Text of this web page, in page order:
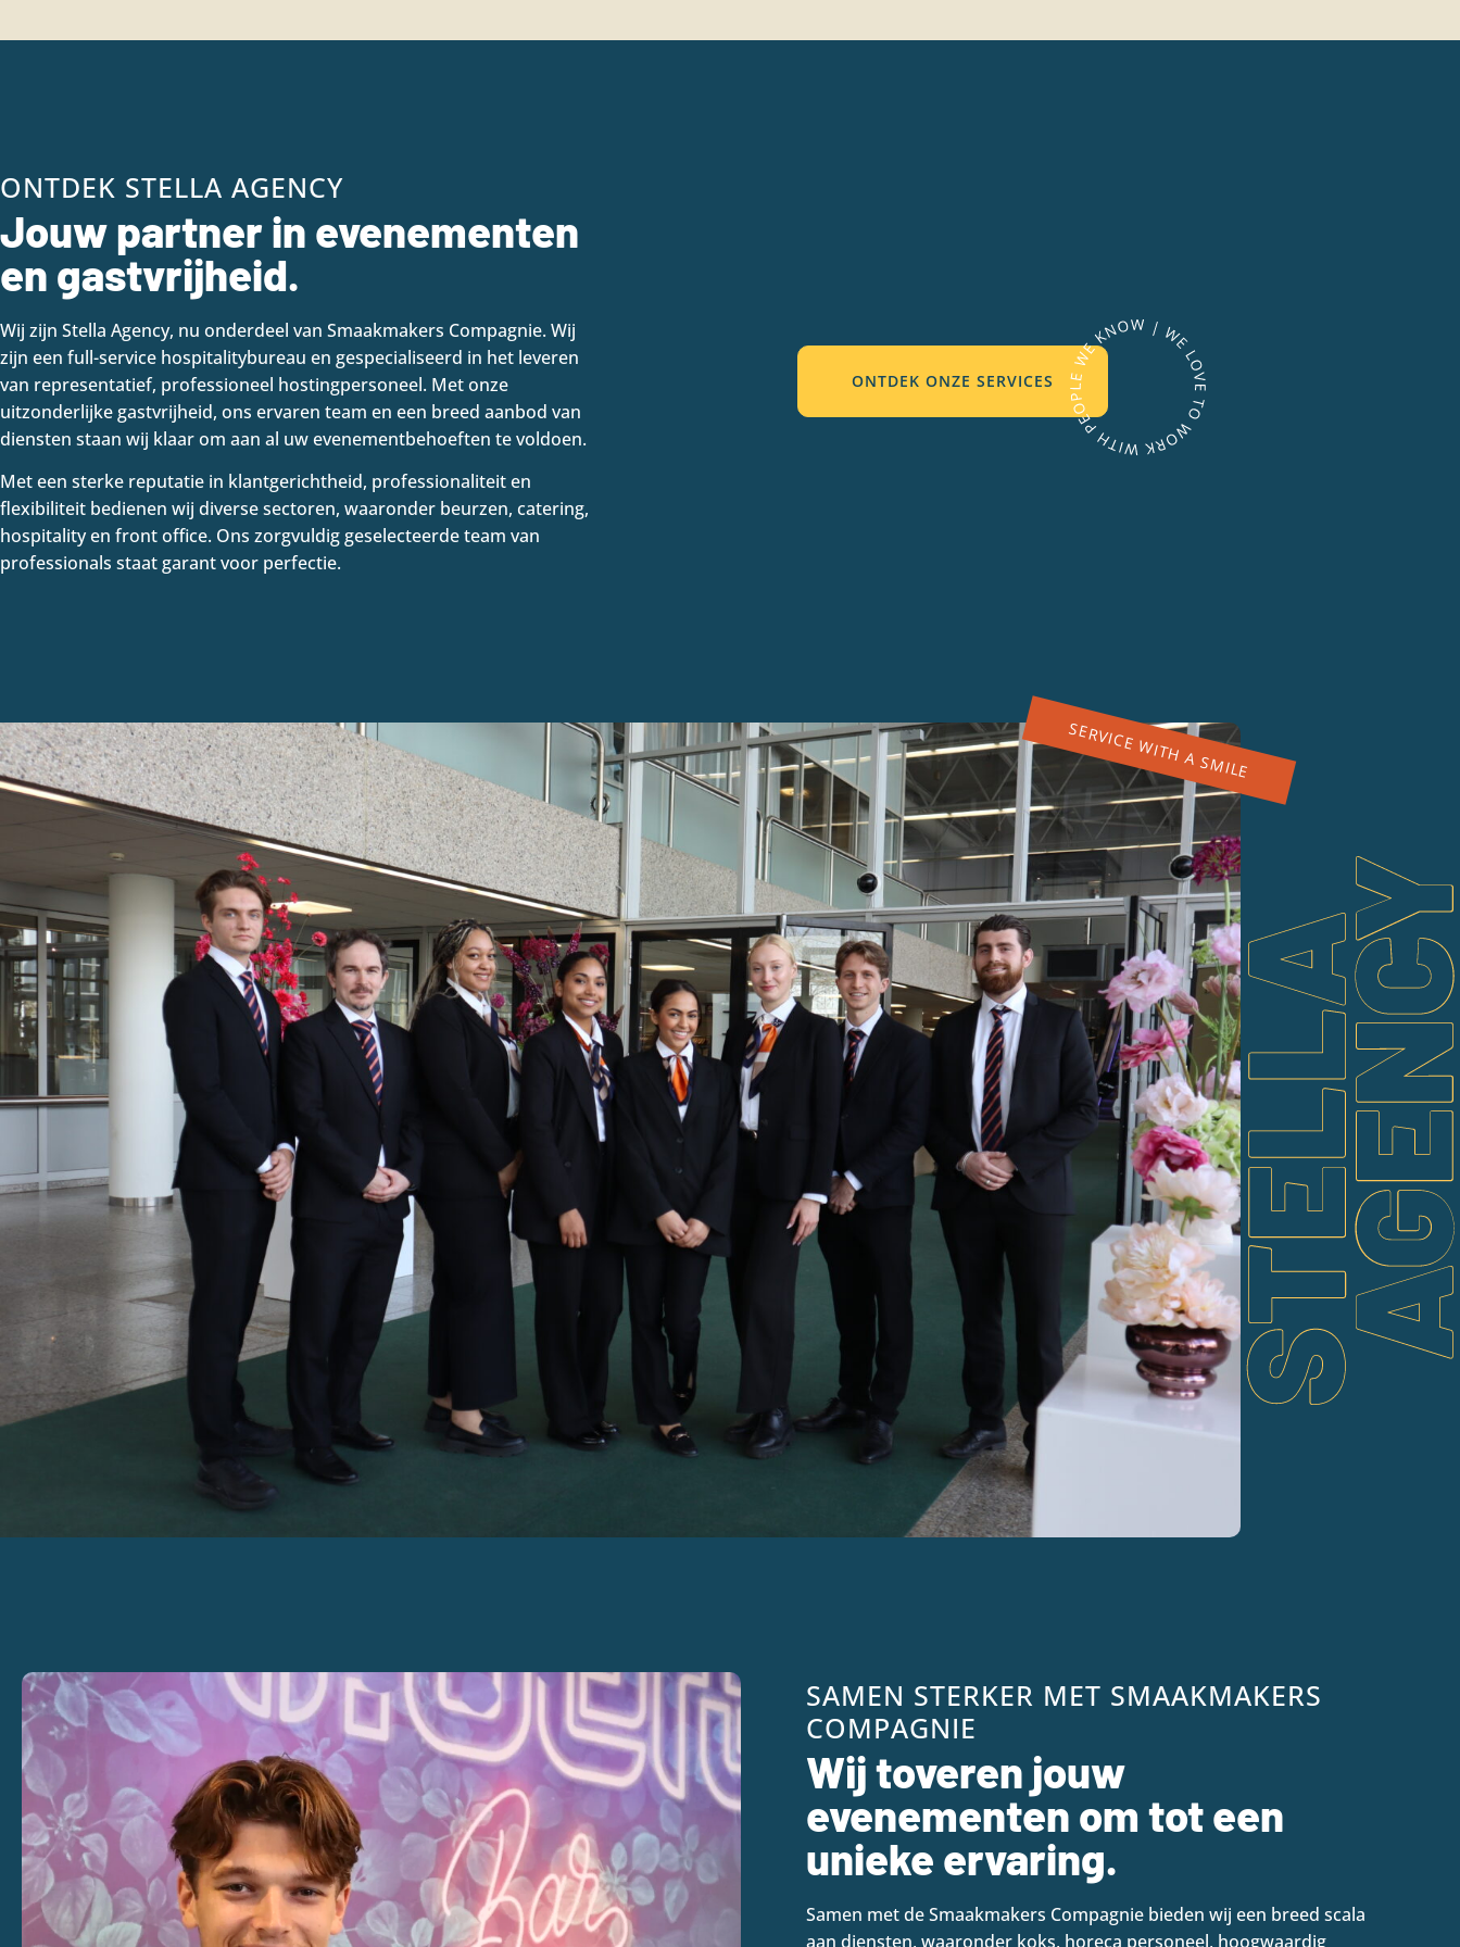
ONTDEK STELLA AGENCY
Jouw partner in evenementen
en gastvrijheid.
Wij zijn Stella Agency, nu onderdeel van Smaakmakers Compagnie. Wij
zijn een full-service hospitalitybureau en gespecialiseerd in het leveren
van representatief, professioneel hostingpersoneel. Met onze
uitzonderlijke gastvrijheid, ons ervaren team en een breed aanbod van
diensten staan wij klaar om aan al uw evenementbehoeften te voldoen.
Met een sterke reputatie in klantgerichtheid, professionaliteit en
flexibiliteit bedienen wij diverse sectoren, waaronder beurzen, catering,
hospitality en front office. Ons zorgvuldig geselecteerde team van
professionals staat garant voor perfectie.
ONTDEK ONZE SERVICES
SAMEN STERKER MET SMAAKMAKERS
COMPAGNIE
Wij toveren jouw
evenementen om tot een
unieke ervaring.
Samen met de Smaakmakers Compagnie bieden wij een breed scala
aan diensten, waaronder koks, horeca personeel, hoogwaardig